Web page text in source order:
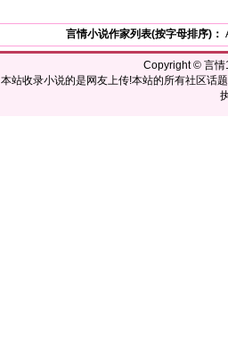
言情小说作家列表(按字母排序)：
Copyright © 言情
本站收录小说的是网友上传!本站的所有社区话